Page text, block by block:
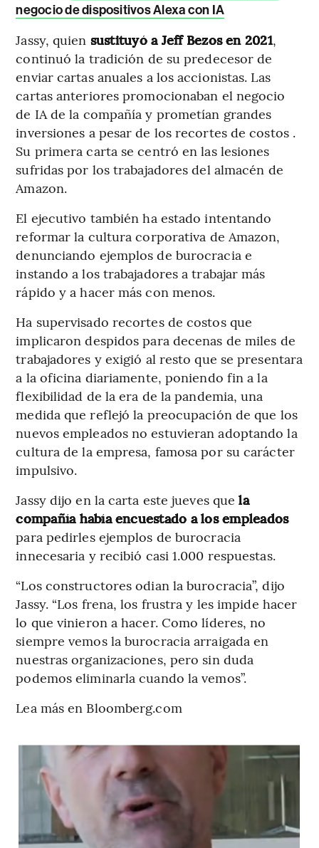
negocio de dispositivos Alexa con IA
Jassy, ​​quien sustituyó a Jeff Bezos en 2021,
continuó la tradición de su predecesor de
enviar cartas anuales a los accionistas. Las
cartas anteriores promocionaban el negocio
de IA de la compañía y prometían grandes
inversiones a pesar de los recortes de costos .
Su primera carta se centró en las lesiones
sufridas por los trabajadores del almacén de
Amazon.
El ejecutivo también ha estado intentando
reformar la cultura corporativa de Amazon,
denunciando ejemplos de burocracia e
instando a los trabajadores a trabajar más
rápido y a hacer más con menos.
Ha supervisado recortes de costos que
implicaron despidos para decenas de miles de
trabajadores y exigió al resto que se presentara
a la oficina diariamente, poniendo fin a la
flexibilidad de la era de la pandemia, una
medida que reflejó la preocupación de que los
nuevos empleados no estuvieran adoptando la
cultura de la empresa, famosa por su carácter
impulsivo.
Jassy dijo en la carta este jueves quela
compañía había encuestado a los empleados
para pedirles ejemplos de burocracia
innecesaria y recibió casi 1.000 respuestas.
“Los constructores odian la burocracia”, dijo
Jassy. “Los frena, los frustra y les impide hacer
lo que vinieron a hacer. Como líderes, no
siempre vemos la burocracia arraigada en
nuestras organizaciones, pero sin duda
podemos eliminarla cuando la vemos”.
Lea más en Bloomberg.com